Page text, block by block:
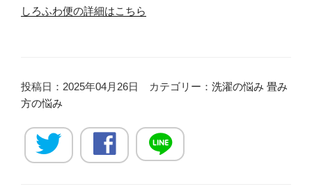
しろふわ便の詳細はこちら
投稿日：2025年04月26日 カテゴリー： 洗濯の悩み 畳み
方の悩み